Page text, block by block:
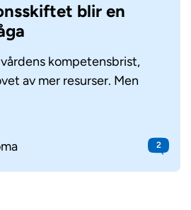
blir en
kompetensbrist,
av mer resurser. Men
2